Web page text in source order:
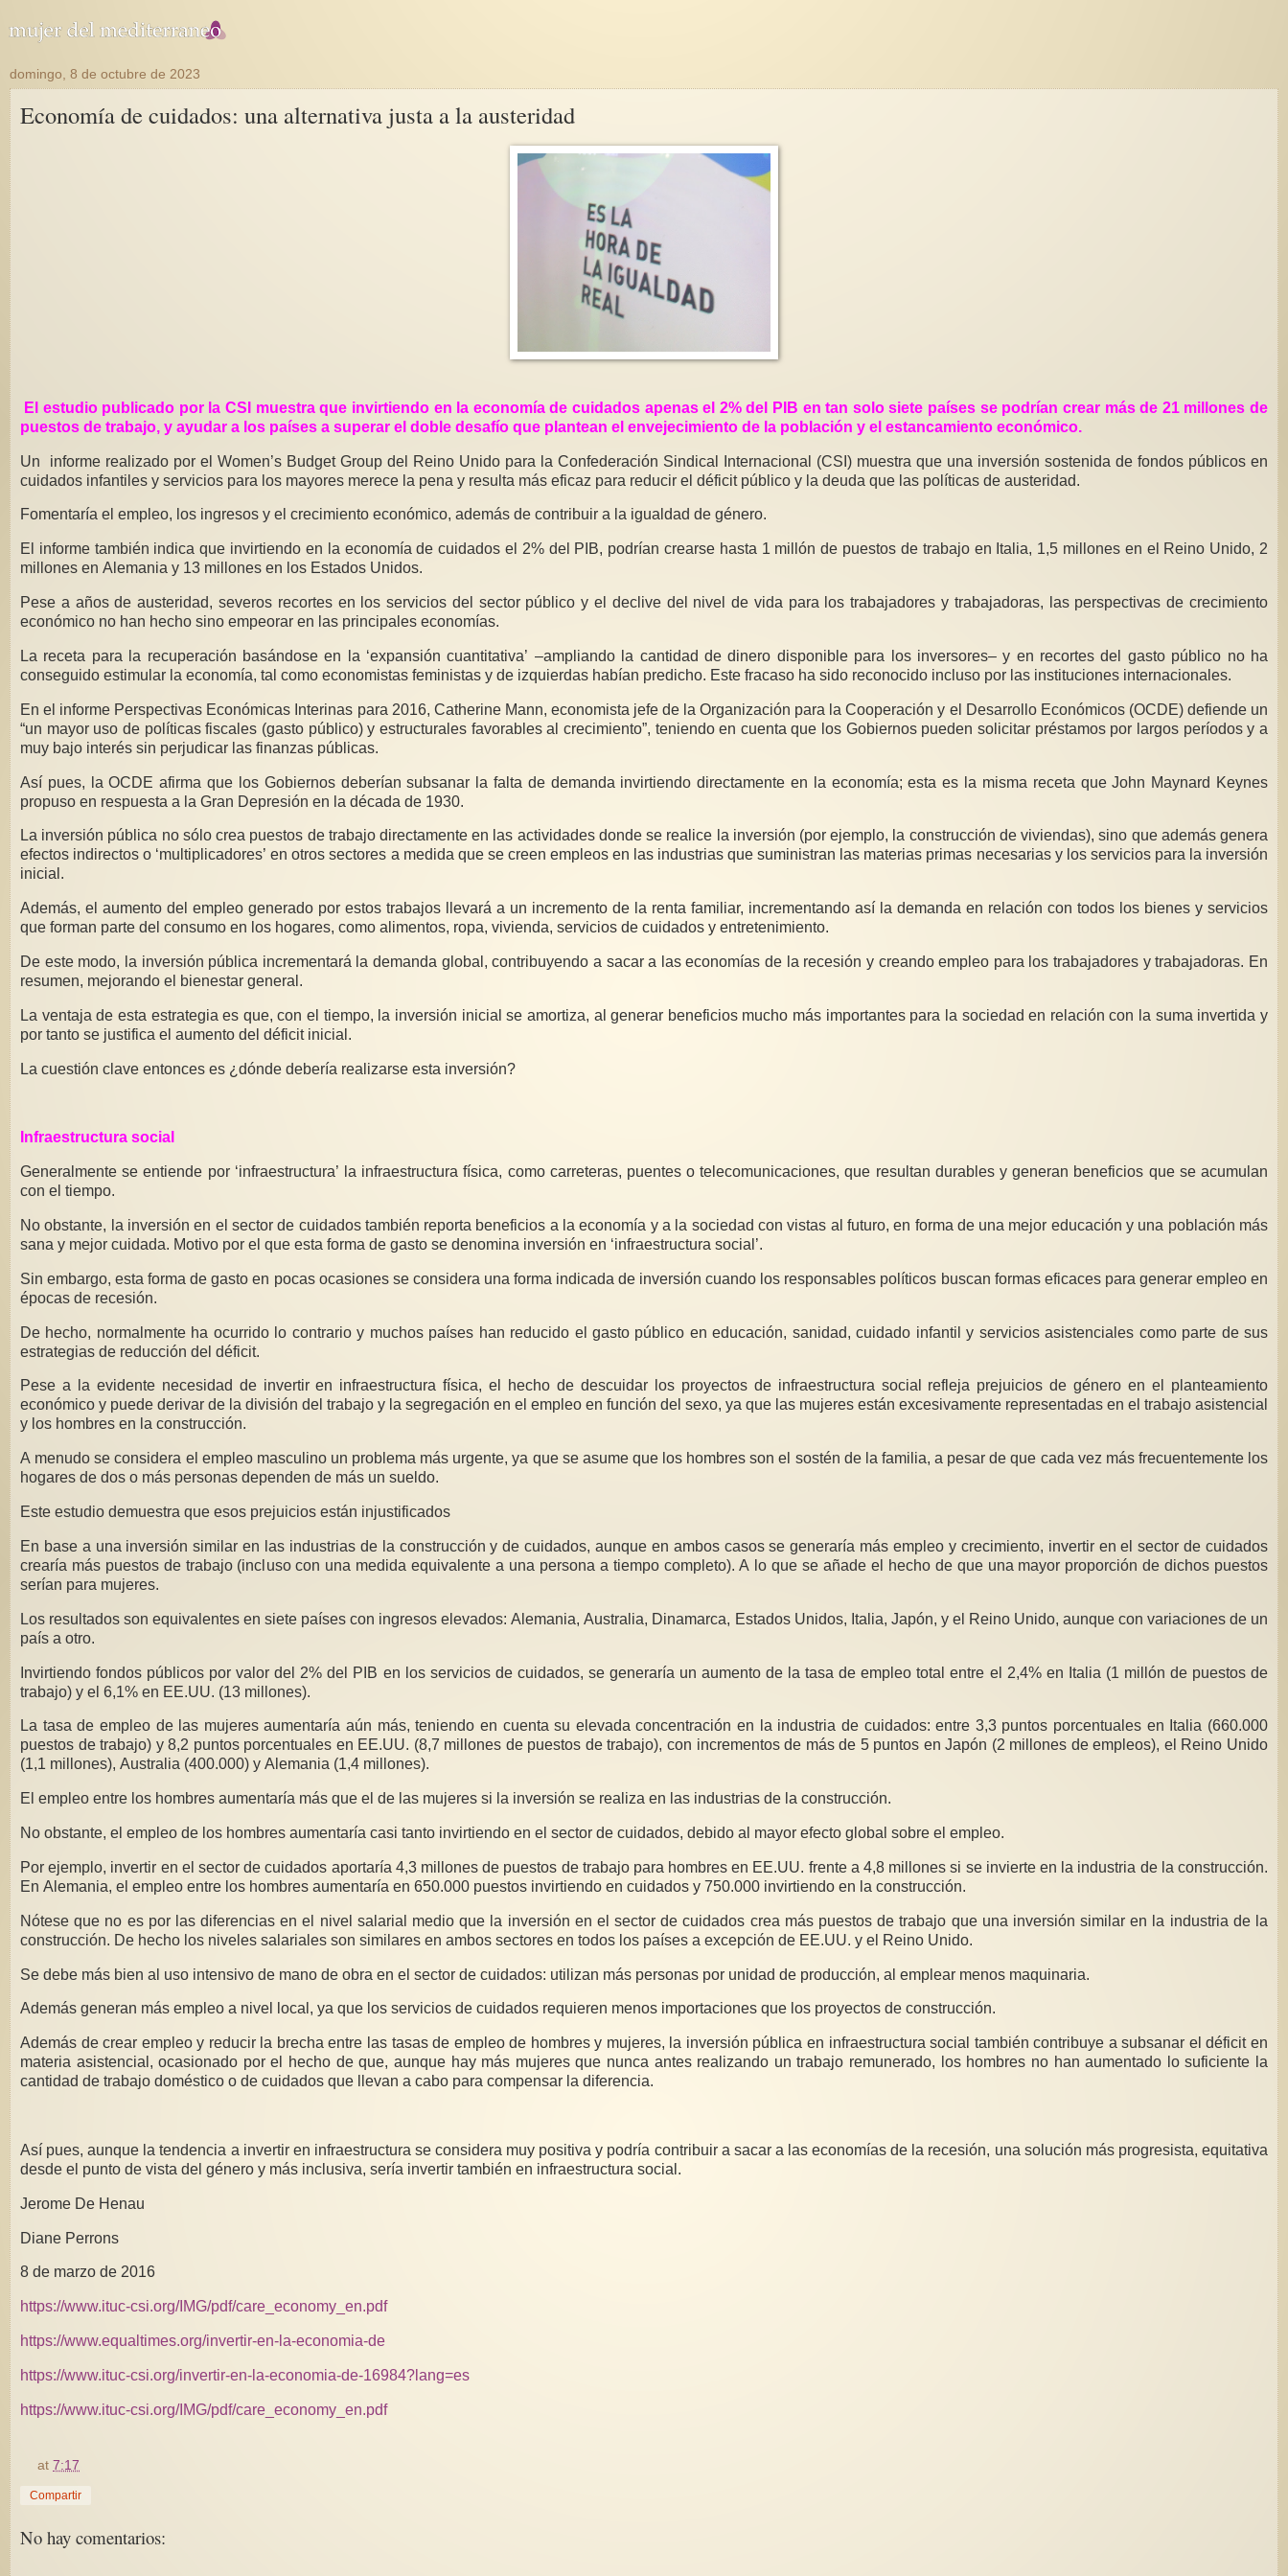
domingo, 8 de octubre de 2023
Economía de cuidados: una alternativa justa a la austeridad
El estudio publicado por la CSI muestra que invirtiendo en la economía de cuidados apenas el 2% del PIB en tan solo siete países se podrían crear más de 21 millones de
puestos de trabajo, y ayudar a los países a superar el doble desafío que plantean el envejecimiento de la población y el estancamiento económico.
Un informe realizado por el Women’s Budget Group del Reino Unido para la Confederación Sindical Internacional (CSI) muestra que una inversión sostenida de fondos públicos en
cuidados infantiles y servicios para los mayores merece la pena y resulta más eficaz para reducir el déficit público y la deuda que las políticas de austeridad.
Fomentaría el empleo, los ingresos y el crecimiento económico, además de contribuir a la igualdad de género.
El informe también indica que invirtiendo en la economía de cuidados el 2% del PIB, podrían crearse hasta 1 millón de puestos de trabajo en Italia, 1,5 millones en el Reino Unido, 2
millones en Alemania y 13 millones en los Estados Unidos.
Pese a años de austeridad, severos recortes en los servicios del sector público y el declive del nivel de vida para los trabajadores y trabajadoras, las perspectivas de crecimiento
económico no han hecho sino empeorar en las principales economías.
La receta para la recuperación basándose en la ‘expansión cuantitativa’ –ampliando la cantidad de dinero disponible para los inversores– y en recortes del gasto público no ha
conseguido estimular la economía, tal como economistas feministas y de izquierdas habían predicho. Este fracaso ha sido reconocido incluso por las instituciones internacionales.
En el informe Perspectivas Económicas Interinas para 2016, Catherine Mann, economista jefe de la Organización para la Cooperación y el Desarrollo Económicos (OCDE) defiende un
“un mayor uso de políticas fiscales (gasto público) y estructurales favorables al crecimiento”, teniendo en cuenta que los Gobiernos pueden solicitar préstamos por largos períodos y a
muy bajo interés sin perjudicar las finanzas públicas.
Así pues, la OCDE afirma que los Gobiernos deberían subsanar la falta de demanda invirtiendo directamente en la economía; esta es la misma receta que John Maynard Keynes
propuso en respuesta a la Gran Depresión en la década de 1930.
La inversión pública no sólo crea puestos de trabajo directamente en las actividades donde se realice la inversión (por ejemplo, la construcción de viviendas), sino que además genera
efectos indirectos o ‘multiplicadores’ en otros sectores a medida que se creen empleos en las industrias que suministran las materias primas necesarias y los servicios para la inversión
inicial.
Además, el aumento del empleo generado por estos trabajos llevará a un incremento de la renta familiar, incrementando así la demanda en relación con todos los bienes y servicios
que forman parte del consumo en los hogares, como alimentos, ropa, vivienda, servicios de cuidados y entretenimiento.
De este modo, la inversión pública incrementará la demanda global, contribuyendo a sacar a las economías de la recesión y creando empleo para los trabajadores y trabajadoras. En
resumen, mejorando el bienestar general.
La ventaja de esta estrategia es que, con el tiempo, la inversión inicial se amortiza, al generar beneficios mucho más importantes para la sociedad en relación con la suma invertida y
por tanto se justifica el aumento del déficit inicial.
La cuestión clave entonces es ¿dónde debería realizarse esta inversión?
Infraestructura social
Generalmente se entiende por ‘infraestructura’ la infraestructura física, como carreteras, puentes o telecomunicaciones, que resultan durables y generan beneficios que se acumulan
con el tiempo.
No obstante, la inversión en el sector de cuidados también reporta beneficios a la economía y a la sociedad con vistas al futuro, en forma de una mejor educación y una población más
sana y mejor cuidada. Motivo por el que esta forma de gasto se denomina inversión en ‘infraestructura social’.
Sin embargo, esta forma de gasto en pocas ocasiones se considera una forma indicada de inversión cuando los responsables políticos buscan formas eficaces para generar empleo en
épocas de recesión.
De hecho, normalmente ha ocurrido lo contrario y muchos países han reducido el gasto público en educación, sanidad, cuidado infantil y servicios asistenciales como parte de sus
estrategias de reducción del déficit.
Pese a la evidente necesidad de invertir en infraestructura física, el hecho de descuidar los proyectos de infraestructura social refleja prejuicios de género en el planteamiento
económico y puede derivar de la división del trabajo y la segregación en el empleo en función del sexo, ya que las mujeres están excesivamente representadas en el trabajo asistencial
y los hombres en la construcción.
A menudo se considera el empleo masculino un problema más urgente, ya que se asume que los hombres son el sostén de la familia, a pesar de que cada vez más frecuentemente los
hogares de dos o más personas dependen de más un sueldo.
Este estudio demuestra que esos prejuicios están injustificados
En base a una inversión similar en las industrias de la construcción y de cuidados, aunque en ambos casos se generaría más empleo y crecimiento, invertir en el sector de cuidados
crearía más puestos de trabajo (incluso con una medida equivalente a una persona a tiempo completo). A lo que se añade el hecho de que una mayor proporción de dichos puestos
serían para mujeres.
Los resultados son equivalentes en siete países con ingresos elevados: Alemania, Australia, Dinamarca, Estados Unidos, Italia, Japón, y el Reino Unido, aunque con variaciones de un
país a otro.
Invirtiendo fondos públicos por valor del 2% del PIB en los servicios de cuidados, se generaría un aumento de la tasa de empleo total entre el 2,4% en Italia (1 millón de puestos de
trabajo) y el 6,1% en EE.UU. (13 millones).
La tasa de empleo de las mujeres aumentaría aún más, teniendo en cuenta su elevada concentración en la industria de cuidados: entre 3,3 puntos porcentuales en Italia (660.000
puestos de trabajo) y 8,2 puntos porcentuales en EE.UU. (8,7 millones de puestos de trabajo), con incrementos de más de 5 puntos en Japón (2 millones de empleos), el Reino Unido
(1,1 millones), Australia (400.000) y Alemania (1,4 millones).
El empleo entre los hombres aumentaría más que el de las mujeres si la inversión se realiza en las industrias de la construcción.
No obstante, el empleo de los hombres aumentaría casi tanto invirtiendo en el sector de cuidados, debido al mayor efecto global sobre el empleo.
Por ejemplo, invertir en el sector de cuidados aportaría 4,3 millones de puestos de trabajo para hombres en EE.UU. frente a 4,8 millones si se invierte en la industria de la construcción.
En Alemania, el empleo entre los hombres aumentaría en 650.000 puestos invirtiendo en cuidados y 750.000 invirtiendo en la construcción.
Nótese que no es por las diferencias en el nivel salarial medio que la inversión en el sector de cuidados crea más puestos de trabajo que una inversión similar en la industria de la
construcción. De hecho los niveles salariales son similares en ambos sectores en todos los países a excepción de EE.UU. y el Reino Unido.
Se debe más bien al uso intensivo de mano de obra en el sector de cuidados: utilizan más personas por unidad de producción, al emplear menos maquinaria.
Además generan más empleo a nivel local, ya que los servicios de cuidados requieren menos importaciones que los proyectos de construcción.
Además de crear empleo y reducir la brecha entre las tasas de empleo de hombres y mujeres, la inversión pública en infraestructura social también contribuye a subsanar el déficit en
materia asistencial, ocasionado por el hecho de que, aunque hay más mujeres que nunca antes realizando un trabajo remunerado, los hombres no han aumentado lo suficiente la
cantidad de trabajo doméstico o de cuidados que llevan a cabo para compensar la diferencia.
Así pues, aunque la tendencia a invertir en infraestructura se considera muy positiva y podría contribuir a sacar a las economías de la recesión, una solución más progresista, equitativa
desde el punto de vista del género y más inclusiva, sería invertir también en infraestructura social.
Jerome De Henau
Diane Perrons
8 de marzo de 2016
https://www.ituc-csi.org/IMG/pdf/care_economy_en.pdf
https://www.equaltimes.org/invertir-en-la-economia-de
https://www.ituc-csi.org/invertir-en-la-economia-de-16984?lang=es
https://www.ituc-csi.org/IMG/pdf/care_economy_en.pdf
at7:17
Compartir
No hay comentarios: